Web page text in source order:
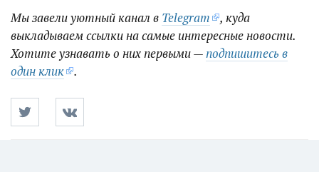
Мы завели уютный канал в Telegram
, куда
выкладываем ссылки на самые интересные новости.
Хотите узнавать о них первыми —подпишитесь в
один клик
.